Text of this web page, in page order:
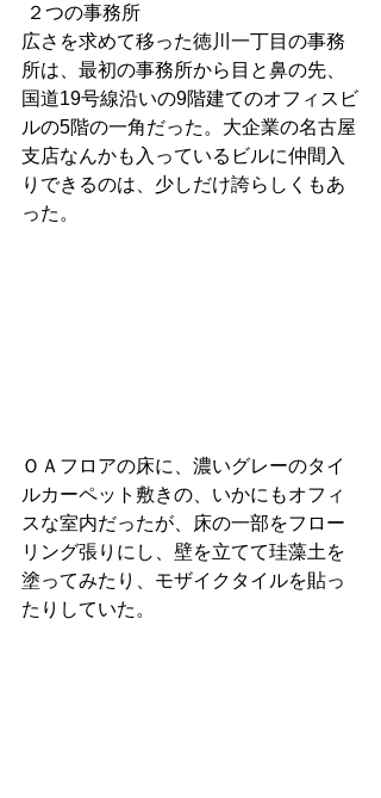
２つの事務所
広さを求めて移った徳川一丁目の事務
所は、最初の事務所から目と鼻の先、
国道19号線沿いの9階建てのオフィスビ
ルの5階の一角だった。大企業の名古屋
支店なんかも入っているビルに仲間入
りできるのは、少しだけ誇らしくもあ
った。
ＯＡフロアの床に、濃いグレーのタイ
ルカーペット敷きの、いかにもオフィ
スな室内だったが、床の一部をフロー
リング張りにし、壁を立てて珪藻土を
塗ってみたり、モザイクタイルを貼っ
たりしていた。